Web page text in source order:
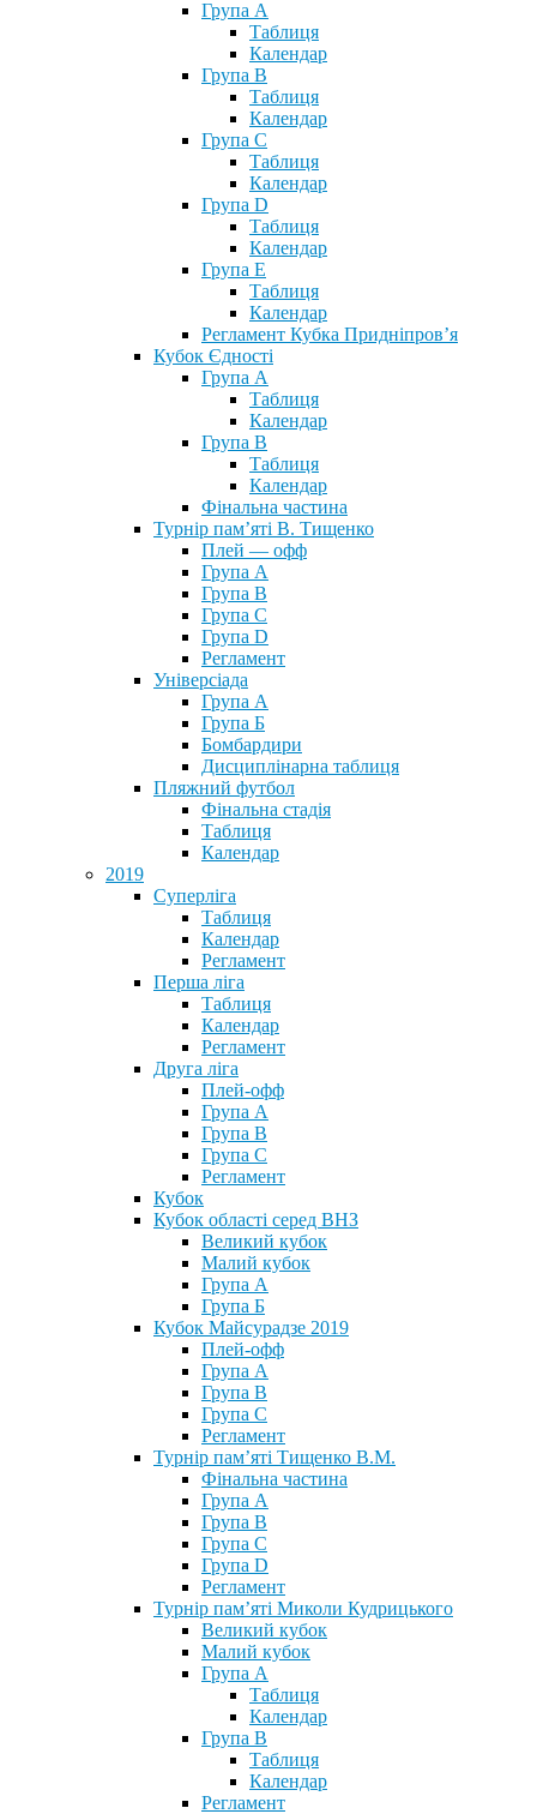
Група А
Таблиця
Календар
Група В
Таблиця
Календар
Група С
Таблиця
Календар
Група D
Таблиця
Календар
Група Е
Таблиця
Календар
Регламент Кубка Придніпров’я
Кубок Єдності
Група А
Таблиця
Календар
Група В
Таблиця
Календар
Фінальна частина
Турнір пам’яті В. Тищенко
Плей — офф
Група А
Група B
Група С
Група D
Регламент
Універсіада
Група А
Група Б
Бомбардири
Дисциплінарна таблиця
Пляжний футбол
Фінальна стадія
Таблиця
Календар
2019
Суперліга
Таблиця
Календар
Регламент
Перша ліга
Таблиця
Календар
Регламент
Друга ліга
Плей-офф
Група А
Група В
Група С
Регламент
Кубок
Кубок області серед ВНЗ
Великий кубок
Малий кубок
Група А
Група Б
Кубок Майсурадзе 2019
Плей-офф
Група А
Група В
Група С
Регламент
Турнір пам’яті Тищенко В.М.
Фінальна частина
Група А
Група В
Група С
Група D
Регламент
Турнір пам’яті Миколи Кудрицького
Великий кубок
Малий кубок
Група А
Таблиця
Календар
Група В
Таблиця
Календар
Регламент